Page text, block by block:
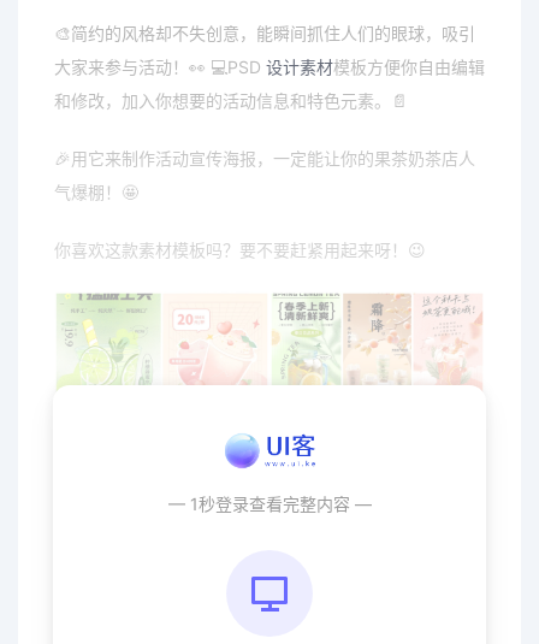
🎨简约的风格却不失创意，能瞬间抓住人们的眼球，吸引
大家来参与活动！👀 💻PSD 设计素材模板方便你自由编辑
和修改，加入你想要的活动信息和特色元素。📄
🎉用它来制作活动宣传海报，一定能让你的果茶奶茶店人
气爆棚！🤩
你喜欢这款素材模板吗？要不要赶紧用起来呀！😉
— 1秒登录查看完整内容 —